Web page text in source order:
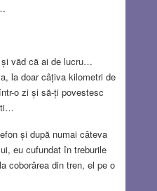
văd că ai de lucru…
la doar câțiva kilometri de
o zi și să-ți povestesc
și după numai câteva
eu cufundat în treburile
coborârea din tren, el pe o